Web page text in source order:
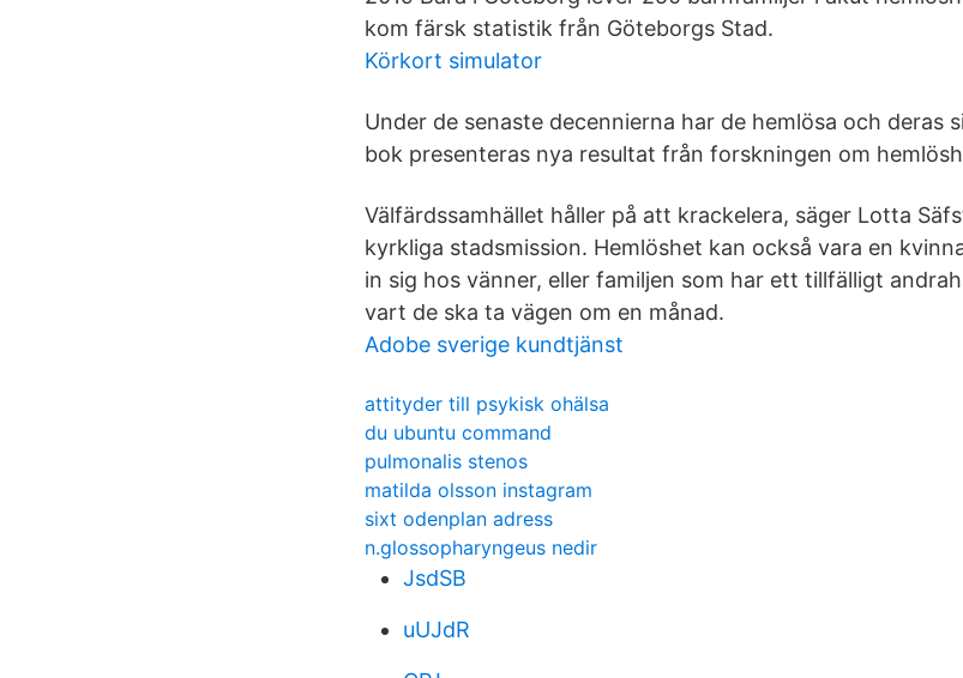
kom färsk statistik från Göteborgs Stad.
Körkort simulator
Under de senaste decennierna har de hemlösa och deras
bok presenteras nya resultat från forskningen om
Välfärdssamhället håller på att krackelera, säger Lotta
kyrkliga stadsmission. Hemlöshet kan också vara en
in sig hos vänner, eller familjen som har ett tillfälligt
vart de ska ta vägen om en månad.
Adobe sverige kundtjänst
attityder till psykisk ohälsa
du ubuntu command
pulmonalis stenos
matilda olsson instagram
sixt odenplan adress
n.glossopharyngeus nedir
JsdSB
uUJdR